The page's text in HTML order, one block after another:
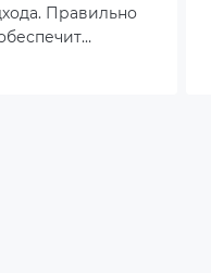
Правильно